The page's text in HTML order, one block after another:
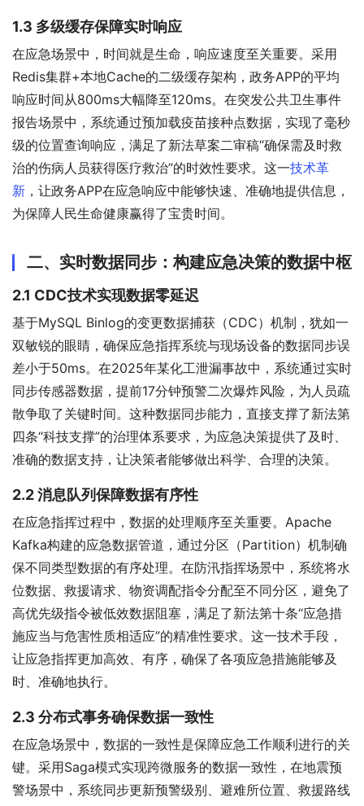
1.3 多级缓存保障实时响应
在应急场景中，时间就是生命，响应速度至关重要。采用
Redis集群+本地Cache的二级缓存架构，政务APP的平均
响应时间从800ms大幅降至120ms。在突发公共卫生事件
报告场景中，系统通过预加载疫苗接种点数据，实现了毫秒
级的位置查询响应，满足了新法草案二审稿“确保需及时救
治的伤病人员获得医疗救治”的时效性要求。这一技术革
新 ，让政务APP在应急响应中能够快速、准确地提供信息，
为保障人民生命健康赢得了宝贵时间。
二、实时数据同步：构建应急决策的数据中枢
2.1 CDC技术实现数据零延迟
基于MySQL Binlog的变更数据捕获（CDC）机制，犹如一
双敏锐的眼睛，确保应急指挥系统与现场设备的数据同步误
差小于50ms。在2025年某化工泄漏事故中，系统通过实时
同步传感器数据，提前17分钟预警二次爆炸风险，为人员疏
散争取了关键时间。这种数据同步能力，直接支撑了新法第
四条“科技支撑”的治理体系要求，为应急决策提供了及时、
准确的数据支持，让决策者能够做出科学、合理的决策。
2.2 消息队列保障数据有序性
在应急指挥过程中，数据的处理顺序至关重要。Apache
Kafka构建的应急数据管道，通过分区（Partition）机制确
保不同类型数据的有序处理。在防汛指挥场景中，系统将水
位数据、救援请求、物资调配指令分配至不同分区，避免了
高优先级指令被低效数据阻塞，满足了新法第十条“应急措
施应当与危害性质相适应”的精准性要求。这一技术手段，
让应急指挥更加高效、有序，确保了各项应急措施能够及
时、准确地执行。
2.3 分布式事务确保数据一致性
在应急场景中，数据的一致性是保障应急工作顺利进行的关
键。采用Saga模式实现跨微服务的数据一致性，在地震预
警场景中，系统同步更新预警级别、避难所位置、救援路线